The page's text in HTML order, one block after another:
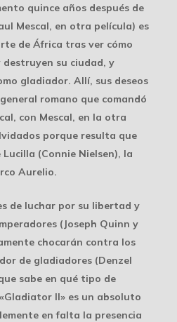
quince años después de
Mescal, en otra película) es
de África tras ver cómo
su ciudad, y
gladiador. Allí, sus deseos
romano que comandó
con Mescal, en la otra
porque resulta que
(Connie Nielsen), la
Aurelio.
de luchar por su libertad y
(Joseph Quinn y
chocarán contra los
de gladiadores (Denzel
sabe en qué tipo de
II» es un absoluto
en falta la presencia